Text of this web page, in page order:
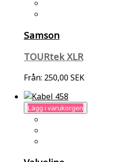
Samson
TOURtek XLR
Från: 250,00 SEK
Lägg i varukorgen